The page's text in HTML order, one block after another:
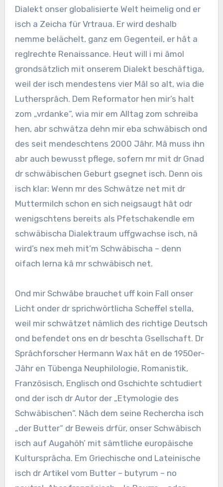
Dialekt onser globalisierte Welt heimelig ond er
isch a Zeicha für Vrtraua. Er wird deshalb
nemme belächelt, ganz em Gegenteil, er hât a
reglrechte Renaissance. Heut will i mi âmol
grondsätzlich mit onserem Dialekt beschäftiga,
weil der isch mendestens vier Mâl so alt, wia die
Luthersprâch. Dem Reformator hen mir’s halt
zom „vrdanke“, wia mir em Alltag zom schreiba
hen, abr schwätza dehn mir eba schwäbisch ond
des seit mendeschtens 2000 Jâhr. Mâ muss ihn
abr auch bewusst pflege, sofern mr mit dr Gnad
dr schwäbischen Geburt gsegnet isch. Denn ois
isch klar: Wenn mr des Schwätze net mit dr
Muttermilch schon en sich neigsaugt hât odr
wenigschtens bereits als Pfetschakendle em
schwäbischa Dialektraum uffgwachse isch, nâ
wird’s nex meh mit’m Schwäbischa – denn
oifach lerna kâ mr schwäbisch net.
Ond mir Schwâbe brauchet uff koin Fall onser
Licht onder dr sprichwörtlicha Scheffel stella,
weil mir schwätzet nämlich des richtige Deutsch
ond befendet ons en dr beschta Gsellschaft. Dr
Sprâchforscher Hermann Wax hât en de 1950er-
Jâhr en Tübenga Neuphilologie, Romanistik,
Französisch, Englisch ond Gschichte schtudiert
ond der isch dr Autor der „Etymologie des
Schwäbischen“. Nâch dem seine Rechercha isch
„der Butter“ dr Beweis drfür, onser Schwäbisch
isch auf Augahöh’ mit sämtliche europäische
Kultursprâcha. Em Griechische ond Lateinische
isch dr Artikel vom Butter – butyrum – no